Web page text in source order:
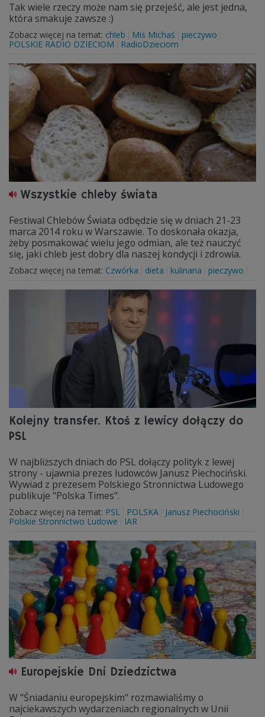
Tak wiele rzeczy może nam się przejeść, ale jest jedna,
która smakuje zawsze :)
Zobacz więcej na temat: chleb Miś Michaś
pieczywo
POLSKIE RADIO DZIECIOM
RadioDzieciom
Wszystkie chleby świata
Festiwal Chlebów Świata odbędzie się w dniach 21-23
marca 2014 roku w Warszawie. To doskonała okazja,
żeby posmakować wielu jego odmian, ale też nauczyć
się, jaki chleb jest dobry dla naszej kondycji i zdrowia.
Zobacz więcej na temat: Czwórka dieta kulinaria pieczywo
Kolejny transfer. Ktoś z lewicy dołączy do
PSL
W najbliższych dniach do PSL dołączy polityk z lewej
strony - ujawnia prezes ludowców Janusz Piechociński.
Wywiad z prezesem Polskiego Stronnictwa Ludowego
publikuje "Polska Times".
Zobacz więcej na temat: PSL POLSKA
Janusz Piechociński
Polskie Stronnictwo Ludowe
IAR
Europejskie Dni Dziedzictwa
W "Śniadaniu europejskim" rozmawialiśmy o
najciekawszych wydarzeniach regionalnych w Unii